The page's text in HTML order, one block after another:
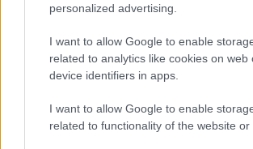
personalized advertising.
I want to allow Google to enable
related to analytics like cookies on web
device identifiers in apps.
I want to allow Google to enable
related to functionality of the website or